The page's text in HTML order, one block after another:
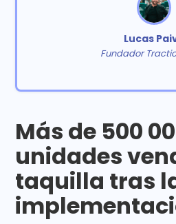
Lucas
Fundador
Más de 500
unidades
taquilla tras